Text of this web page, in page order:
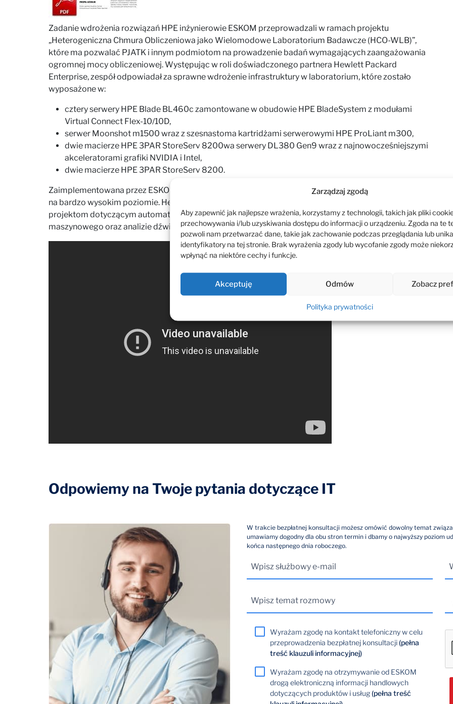
Zarządzaj zgodą
Aby zapewnić jak najlepsze wrażenia, korzystamy z technologii, takich jak pliki
przechowywania i/lub uzyskiwania dostępu do informacji o urządzeniu. Zgoda na te
pozwoli nam przetwarzać dane, takie jak zachowanie podczas przeglądania lub
identyfikatory na tej stronie. Brak wyrażenia zgody lub wycofanie zgody może
wpłynąć na niektóre cechy i funkcje.
Akceptuję Odmów Zobacz
Polityka prywatności
Zadanie wdrożenia rozwiązań HPE inżynierowie ESKOM przeprowadzali w ramach projektu
„Heterogeniczna Chmura Obliczeniowa jako Wielomodowe Laboratorium Badawcze (HCO-WLB)”,
które ma pozwalać PJATK i innym podmiotom na prowadzenie badań wymagających zaangażowania
ogromnej mocy obliczeniowej. Występując w roli doświadczonego partnera Hewlett Packard
Enterprise, zespół odpowiadał za sprawne wdrożenie infrastruktury w laboratorium, które zostało
wyposażone w:
cztery serwery HPE Blade BL460c zamontowane w obudowie HPE BladeSystem z modułami
Virtual Connect Flex-10/10D,
serwer Moonshot m1500 wraz z szesnastoma kartridżami serwerowymi HPE ProLiant m300,
dwie macierze HPE 3PAR StoreServ 8200wa serwery DL380 Gen9 wraz z najnowocześniejszymi
akceleratorami grafiki NVIDIA i Intel,
dwie macierze HPE 3PAR StoreServ 8200.
Zaimplementowana przez ESKOM infrastruktura zapewniła uczelni możliwość prowadzenia badań
na bardzo wysokim poziomie. Heterogeniczna chmura PJATK ma służyć m.in. innowacyjnym
projektom dotyczącym automatycznego tłumaczenia i przetwarzania języka naturalnego, uczenia
maszynowego oraz analizie dźwięku.
Odpowiemy na Twoje pytania dotyczące IT
W trakcie bezpłatnej konsultacji możesz omówić dowolny temat
umawiamy dogodny dla obu stron termin i dbamy o najwyższy poziom
końca następnego dnia roboczego.
Wyrażam zgodę na kontakt telefoniczny w celu
przeprowadzenia bezpłatnej konsultacji(pełna
treść klauzuli informacyjnej)
Wyrażam zgodę na otrzymywanie od ESKOM
drogą elektroniczną informacji handlowych
dotyczących produktów i usług(pełna treść